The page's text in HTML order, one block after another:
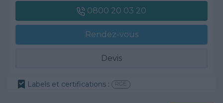
0800 20 03 20
Rendez-vous
Devis
Labels et certifications : RGE